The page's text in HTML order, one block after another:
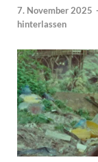
7. November 2025 -
hinterlassen